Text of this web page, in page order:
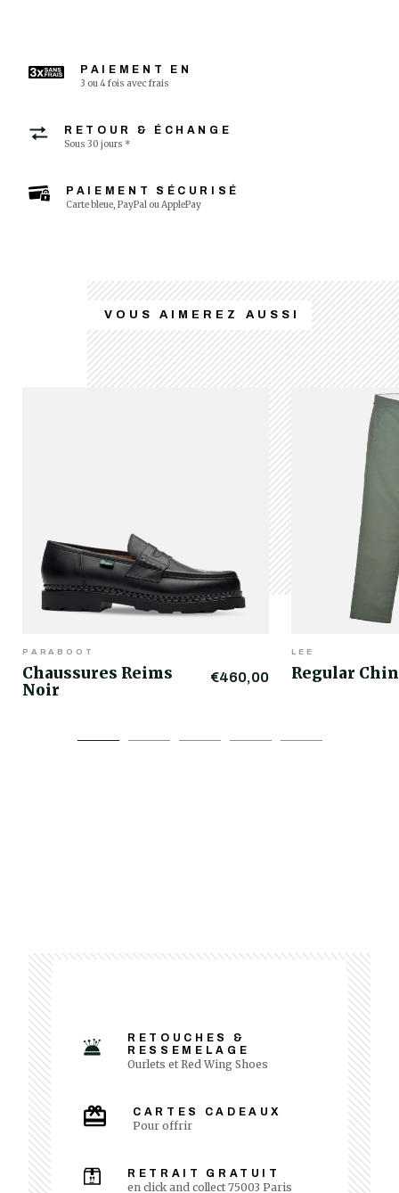
PAIEMENT EN
3 ou 4 fois avec frais
RETOUR & ÉCHANGE
Sous 30 jours *
PAIEMENT SÉCURISÉ
Carte bleue, PayPal ou ApplePay
VOUS AIMEREZ AUSSI
PARABOOT
Chaussures Reims
Noir
€460,00
LEE
Regular
RETOUCHES &
RESSEMELAGE
Ourlets et Red Wing Shoes
CARTES CADEAUX
Pour offrir
RETRAIT GRATUIT
en click and collect 75003 Paris